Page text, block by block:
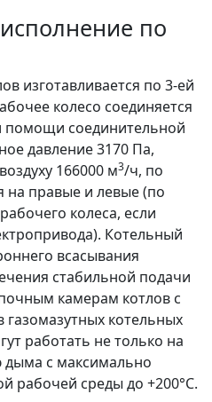
по
изготавливается по 3-ей
колесо соединяется
помощи соединительной
давление 3170 Па,
166000 м3/ч, по
на правые и левые (по
колеса, если
Котельный
всасывания
стабильной подачи
камерам котлов с
котельных
работать не только на
дыма с максимально
рабочей среды до +200°С.